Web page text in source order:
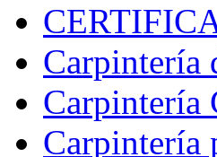
Carpintería
Carpintería
Carpintería